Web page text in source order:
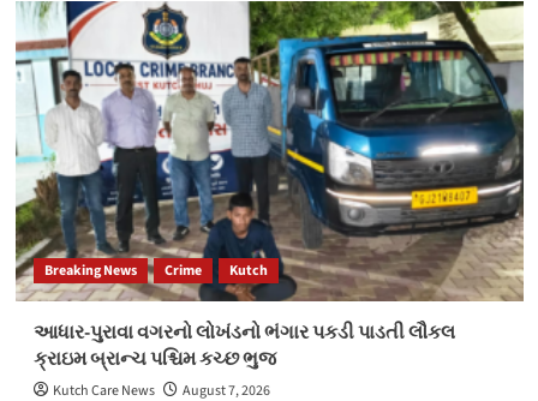
Breaking News Crime Kutch
આધાર-પુરાવા વગરનો લોખંડનો ભંગાર પકડી પાડતી લૌકલ
ક્રાઇમ બ્રાન્ચ પશ્ચિમ કચ્છ ભુજ
Kutch Care News August 7, 2026